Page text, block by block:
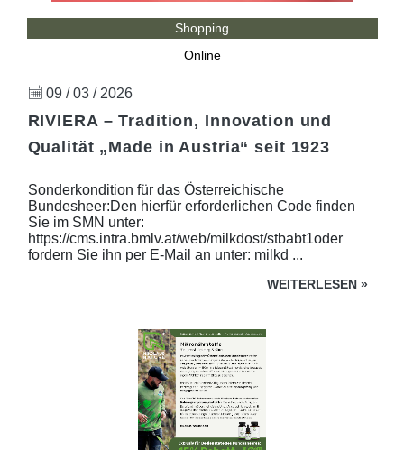
Shopping
Online
09 / 03 / 2026
RIVIERA – Tradition, Innovation und
Qualität „Made in Austria“ seit 1923
Sonderkondition für das Österreichische
Bundesheer:Den hierfür erforderlichen Code finden
Sie im SMN unter:
https://cms.intra.bmlv.at/web/milkdost/stbabt1oder
fordern Sie ihn per E-Mail an unter: milkd ...
WEITERLESEN »